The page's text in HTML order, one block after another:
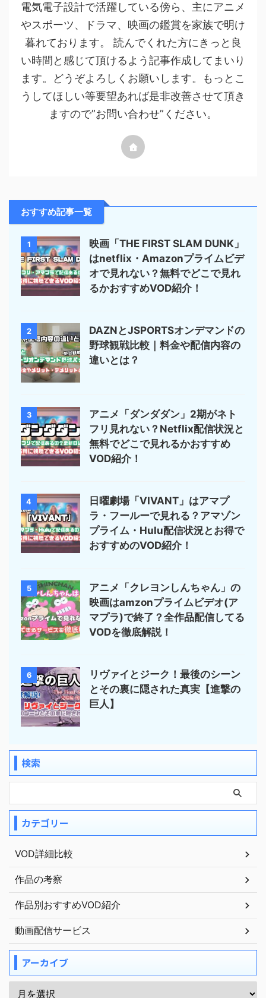
電気電子設計で活躍している傍ら、主にアニメ
やスポーツ、ドラマ、映画の鑑賞を家族で明け
暮れております。 読んでくれた方にきっと良
い時間と感じて頂けるよう記事作成してまいり
ます。どうぞよろしくお願いします。もっとこ
うしてほしい等要望あれば是非改善させて頂き
ますので”お問い合わせ”ください。
おすすめ記事一覧
1
映画「THE FIRST SLAM DUNK」
はnetflix・Amazonプライムビデ
オで見れない？無料でどこで見れ
るかおすすめVOD紹介！
2
DAZNとJSPORTSオンデマンドの
野球観戦比較｜料金や配信内容の
違いとは？
3
アニメ「ダンダダン」2期がネト
フリ見れない？Netflix配信状況と
無料でどこで見れるかおすすめ
VOD紹介！
4
日曜劇場「VIVANT」はアマプ
ラ・フールーで見れる？アマゾン
プライム・Hulu配信状況とお得で
おすすめのVOD紹介！
5
アニメ「クレヨンしんちゃん」の
映画はamzonプライムビデオ(ア
マプラ)で終了？全作品配信してる
VODを徹底解説！
6
リヴァイとジーク！最後のシーン
とその裏に隠された真実【進撃の
巨人】
検索
カテゴリー
VOD詳細比較
作品の考察
作品別おすすめVOD紹介
動画配信サービス
アーカイブ